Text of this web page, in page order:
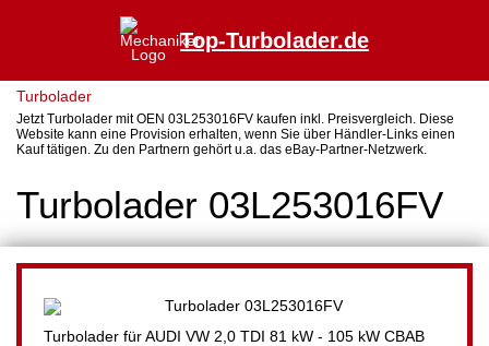
Top-Turbolader.de
Turbolader
Jetzt Turbolader mit OEN 03L253016FV kaufen inkl. Preisvergleich. Diese
Website kann eine Provision erhalten, wenn Sie über Händler-Links einen
Kauf tätigen. Zu den Partnern gehört u.a. das eBay-Partner-Netzwerk.
Turbolader 03L253016FV
Turbolader für AUDI VW 2,0 TDI 81 kW - 105 kW CBAB